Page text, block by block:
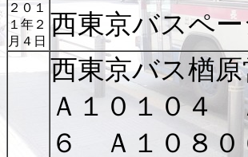
２０１
１年２
月４日
西東京バスペ
西東京バス楢
Ａ１０１０４
６ Ａ１０８